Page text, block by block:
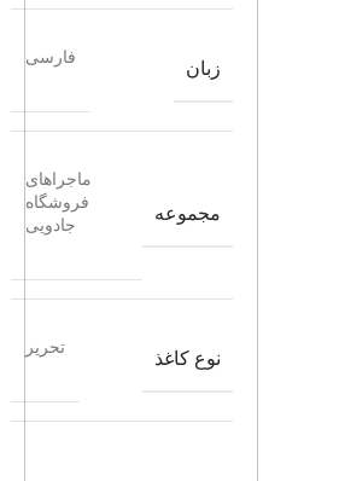
زبان
فارسی
مجموعه
ماجراهای
فروشگاه
جادویی
نوع کاغذ
تحریر